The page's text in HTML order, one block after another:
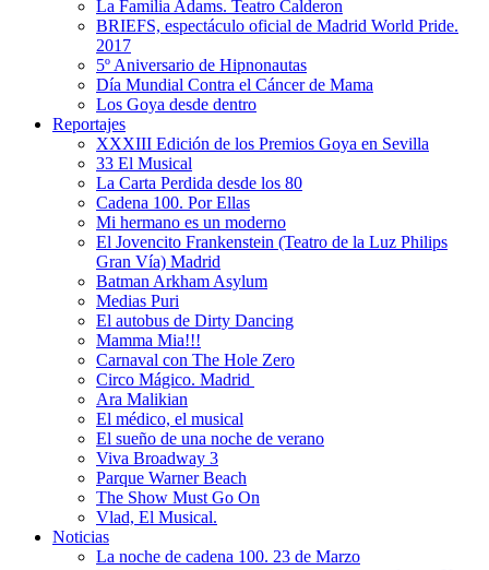
La Familia Adams. Teatro Calderon
BRIEFS, espectáculo oficial de Madrid World Pride.
2017
5º Aniversario de Hipnonautas
Día Mundial Contra el Cáncer de Mama
Los Goya desde dentro
Reportajes
XXXIII Edición de los Premios Goya en Sevilla
33 El Musical
La Carta Perdida desde los 80
Cadena 100. Por Ellas
Mi hermano es un moderno
El Jovencito Frankenstein (Teatro de la Luz Philips
Gran Vía) Madrid
Batman Arkham Asylum
Medias Puri
El autobus de Dirty Dancing
Mamma Mia!!!
Carnaval con The Hole Zero
Circo Mágico. Madrid
Ara Malikian
El médico, el musical
El sueño de una noche de verano
Viva Broadway 3
Parque Warner Beach
The Show Must Go On
Vlad, El Musical.
Noticias
La noche de cadena 100. 23 de Marzo